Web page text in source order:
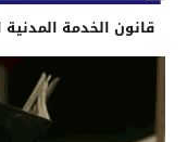
قانون الخدمة المدنية